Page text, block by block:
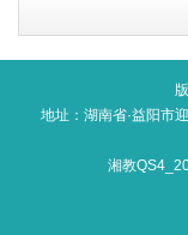
地址：湖南省·益阳市
湘教